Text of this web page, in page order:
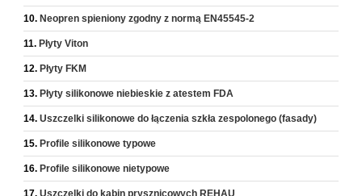
Neopren spieniony zgodny z normą EN45545-2
Płyty Viton
Płyty FKM
Płyty silikonowe niebieskie z atestem FDA
Uszczelki silikonowe do łączenia szkła zespolonego (fasady)
Profile silikonowe typowe
Profile silikonowe nietypowe
Uszczelki do kabin prysznicowych REHAU